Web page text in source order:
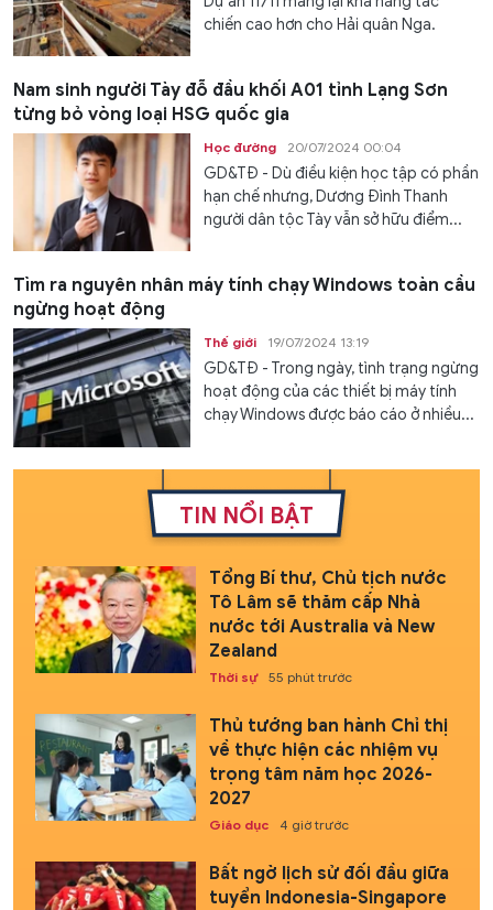
chiến cao hơn cho Hải quân Nga.
Nam sinh người Tày đỗ đầu khối A01 tỉnh Lạng Sơn
từng bỏ vòng loại HSG quốc gia
Học đường 20/07/2024 00:04
GD&TĐ - Dù điều kiện học tập có phần
hạn chế nhưng, Dương Đình Thanh
người dân tộc Tày vẫn sở hữu điểm...
Tìm ra nguyên nhân máy tính chạy Windows toàn cầu
ngừng hoạt động
Thế giới 19/07/2024 13:19
GD&TĐ - Trong ngày, tình trạng ngừng
hoạt động của các thiết bị máy tính
chạy Windows được báo cáo ở nhiều...
TIN NỔI BẬT
Tổng Bí thư, Chủ tịch nước
Tô Lâm sẽ thăm cấp Nhà
nước tới Australia và New
Zealand
Thời sự 55 phút trước
Thủ tướng ban hành Chỉ thị
về thực hiện các nhiệm vụ
trọng tâm năm học 2026-
2027
Giáo dục 4 giờ trước
Bất ngờ lịch sử đối đầu giữa
tuyển Indonesia-Singapore